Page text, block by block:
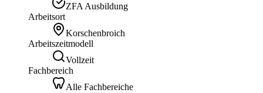
ZFA Ausbildung
Arbeitsort
Korschenbroich
Arbeitszeitmodell
Vollzeit
Fachbereich
Alle Fachbereiche